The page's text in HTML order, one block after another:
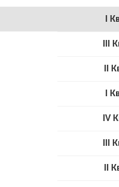
I
III
II
I
IV
III
II